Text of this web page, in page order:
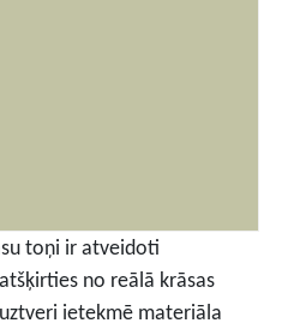
toņi ir atveidoti
no reālā krāsas
ietekmē materiāla